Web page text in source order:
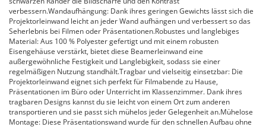
verbessern.Wandaufhängung: Dank ihres geringen Gewichts lässt sich die
Projektorleinwand leicht an jeder Wand aufhängen und verbessert so das
Seherlebnis bei Filmen oder Präsentationen.Robustes und langlebiges
Material: Aus 100 % Polyester gefertigt und mit einem robusten
Eisengehäuse verstärkt, bietet diese Beamerleinwand eine
außergewöhnliche Festigkeit und Langlebigkeit, sodass sie einer
regelmäßigen Nutzung standhält.Tragbar und vielseitig einsetzbar: Die
Projektorleinwand eignet sich perfekt für Filmabende zu Hause,
Präsentationen im Büro oder Unterricht im Klassenzimmer. Dank ihres
tragbaren Designs kannst du sie leicht von einem Ort zum anderen
transportieren und sie passt sich mühelos jeder Gelegenheit an.Mühelose
Montage: Diese Präsentationswand wurde für den schnellen Aufbau ohne